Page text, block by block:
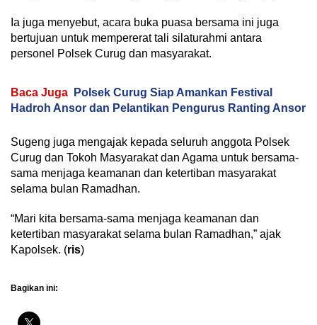
Ia juga menyebut, acara buka puasa bersama ini juga
bertujuan untuk mempererat tali silaturahmi antara
personel Polsek Curug dan masyarakat.
Baca Juga
Polsek Curug Siap Amankan Festival
Hadroh Ansor dan Pelantikan Pengurus Ranting Ansor
Sugeng juga mengajak kepada seluruh anggota Polsek
Curug dan Tokoh Masyarakat dan Agama untuk bersama-
sama menjaga keamanan dan ketertiban masyarakat
selama bulan Ramadhan.
“Mari kita bersama-sama menjaga keamanan dan
ketertiban masyarakat selama bulan Ramadhan,” ajak
Kapolsek. (ris)
Bagikan ini: